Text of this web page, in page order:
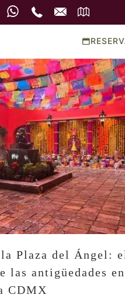
Plaza del Ángel:
las antigüedades
CDMX